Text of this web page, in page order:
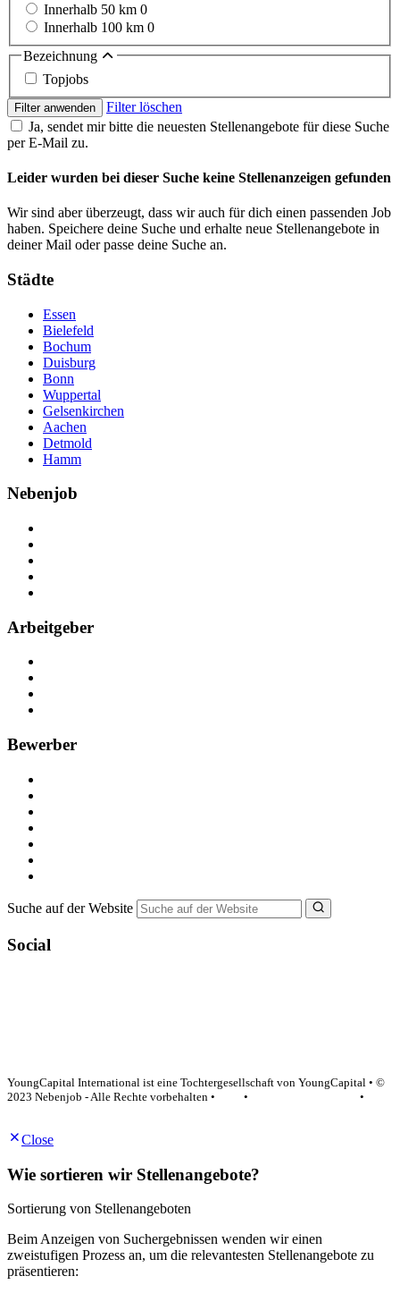
Innerhalb 50 km 0
Innerhalb 100 km 0
Bezeichnung
Topjobs
Filter anwenden
Filter löschen
Ja, sendet mir bitte die neuesten Stellenangebote für diese Suche
per E-Mail zu.
Leider wurden bei dieser Suche keine Stellenanzeigen gefunden
Wir sind aber überzeugt, dass wir auch für dich einen passenden Job
haben. Speichere deine Suche und erhalte neue Stellenangebote in
deiner Mail oder passe deine Suche an.
Städte
Essen
Bielefeld
Bochum
Duisburg
Bonn
Wuppertal
Gelsenkirchen
Aachen
Detmold
Hamm
Nebenjob
Arbeitgeber
Bewerber
Suche auf der Website
Social
YoungCapital International ist eine Tochtergesellschaft von YoungCapital • ©
2023 Nebenjob - Alle Rechte vorbehalten •
•
•
Close
Wie sortieren wir Stellenangebote?
Sortierung von Stellenangeboten
Beim Anzeigen von Suchergebnissen wenden wir einen
zweistufigen Prozess an, um die relevantesten Stellenangebote zu
präsentieren: